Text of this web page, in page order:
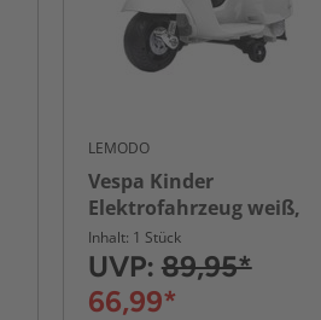
LEMODO
Vespa Kinder
Elektrofahrzeug weiß,
Elektro Motorrad für
Kinder ab 18 Monate
Inhalt: 1 Stück
UVP: 89,95*
66,99*